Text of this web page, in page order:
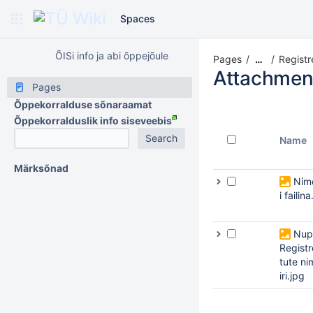
Spaces
ÕISi info ja abi õppejõule
Pages
Õppekorralduse sõnaraamat
Õppekorralduslik info siseveebis
Märksõnad
Pages …
Name
i
tute
iri.jpg